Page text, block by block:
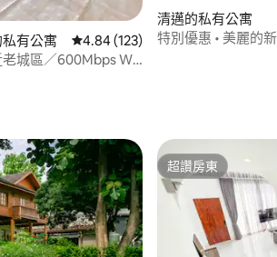
分（滿分 5 分）
有公寓 從 123 則評價中獲得 4.84 的平均
4.84 (123)
城區／600Mbps Wi-
清邁的私有公寓
特別優惠 • 美麗的
超讚房東
超讚房東